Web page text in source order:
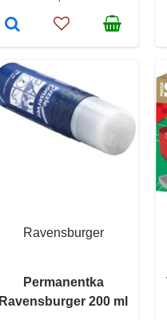
Ravensburger
Permanentka
Ravensburger 200 ml